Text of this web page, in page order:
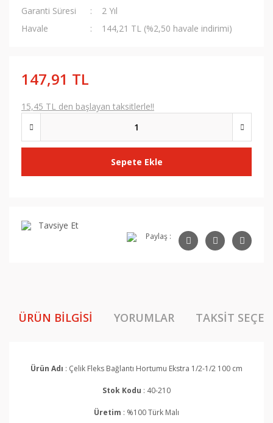
Garanti Süresi
2 Yıl
Havale
144,21 TL (%2,50 havale indirimi)
147,91 TL
15,45 TL den başlayan taksitlerle!!
Sepete Ekle
Tavsiye Et
Paylaş :
ÜRÜN BILGISI YORUMLAR TAKSIT
Ürün Adı : Çelik Fleks Bağlantı Hortumu Ekstra 1/2-1/2 100 cm
Stok Kodu : 40-210
Üretim : %100 Türk Malı